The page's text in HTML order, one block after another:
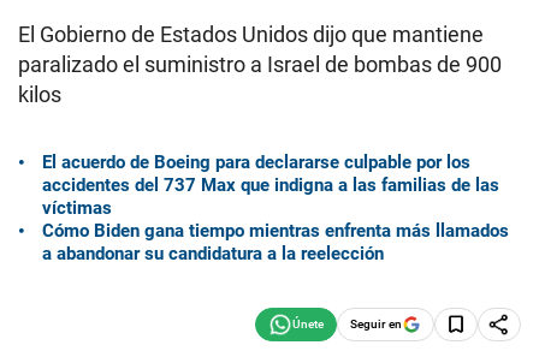
El Gobierno de Estados Unidos dijo que mantiene
paralizado el suministro a Israel de bombas de 900
kilos
El acuerdo de Boeing para declararse culpable por los
accidentes del 737 Max que indigna a las familias de las
víctimas
Cómo Biden gana tiempo mientras enfrenta más llamados
a abandonar su candidatura a la reelección
Seguir en